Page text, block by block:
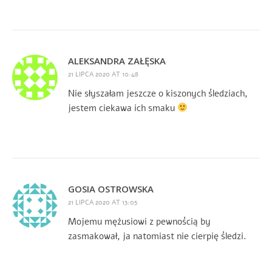
ALEKSANDRA ZAŁĘSKA
21 LIPCA 2020 AT 10:48
Nie słyszałam jeszcze o kiszonych śledziach,
jestem ciekawa ich smaku
GOSIA OSTROWSKA
21 LIPCA 2020 AT 13:05
Mojemu mężusiowi z pewnością by
zasmakował, ja natomiast nie cierpię śledzi.